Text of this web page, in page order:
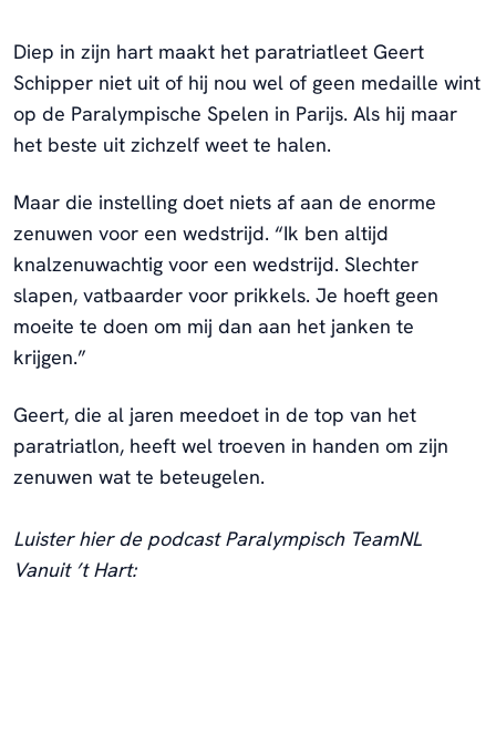
Diep in zijn hart maakt het paratriatleet Geert
Schipper niet uit of hij nou wel of geen medaille wint
op de Paralympische Spelen in Parijs. Als hij maar
het beste uit zichzelf weet te halen.
Maar die instelling doet niets af aan de enorme
zenuwen voor een wedstrijd. “Ik ben altijd
knalzenuwachtig voor een wedstrijd. Slechter
slapen, vatbaarder voor prikkels. Je hoeft geen
moeite te doen om mij dan aan het janken te
krijgen.”
Geert, die al jaren meedoet in de top van het
paratriatlon, heeft wel troeven in handen om zijn
zenuwen wat te beteugelen.
Luister hier de podcast Paralympisch TeamNL
Vanuit ’t Hart: